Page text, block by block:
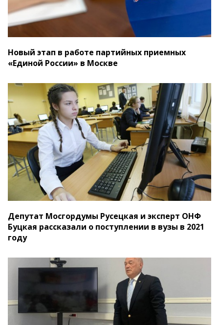
Новый этап в работе партийных приемных
«Единой России» в Москве
Депутат Мосгордумы Русецкая и эксперт ОНФ
Буцкая рассказали о поступлении в вузы в 2021
году